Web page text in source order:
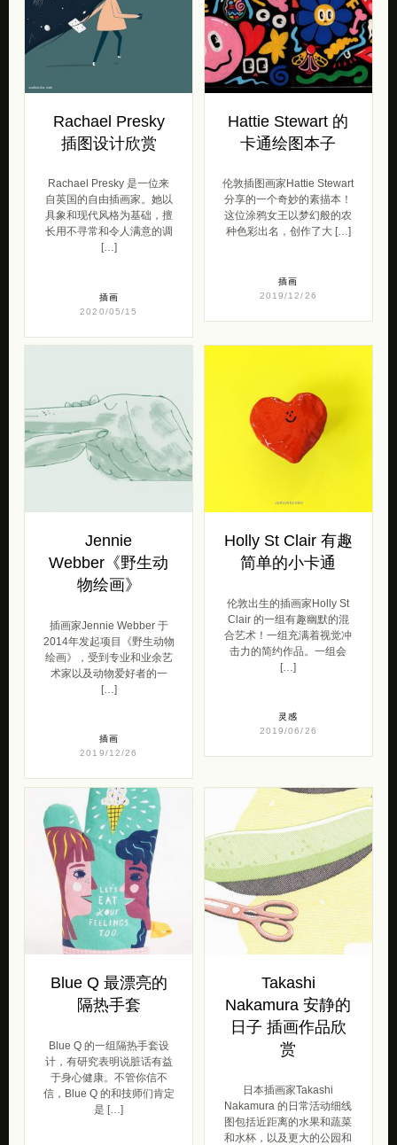
Rachael Presky
插图设计欣赏
Rachael Presky 是一位来
自英国的自由插画家。她以
具象和现代风格为基础，擅
长用不寻常和令人满意的调
[…]
插画
2020/05/15
Hattie Stewart 的
卡通绘图本子
伦敦插图画家Hattie Stewart
分享的一个奇妙的素描本！
这位涂鸦女王以梦幻般的农
种色彩出名，创作了大 […]
插画
2019/12/26
Jennie
Webber《野生动
物绘画》
插画家Jennie Webber 于
2014年发起项目《野生动物
绘画》，受到专业和业余艺
术家以及动物爱好者的一
[…]
插画
2019/12/26
Holly St Clair 有趣
简单的小卡通
伦敦出生的插画家Holly St
Clair 的一组有趣幽默的混
合艺术！一组充满着视觉冲
击力的简约作品。一组会
[…]
灵感
2019/06/26
Blue Q 最漂亮的
隔热手套
Blue Q 的一组隔热手套设
计，有研究表明说脏话有益
于身心健康。不管你信不
信，Blue Q 的和技师们肯定
是 […]
Takashi
Nakamura 安静的
日子 插画作品欣
赏
日本插画家Takashi
Nakamura 的日常活动细线
图包括近距离的水果和蔬菜
和水杯，以及更大的公园和